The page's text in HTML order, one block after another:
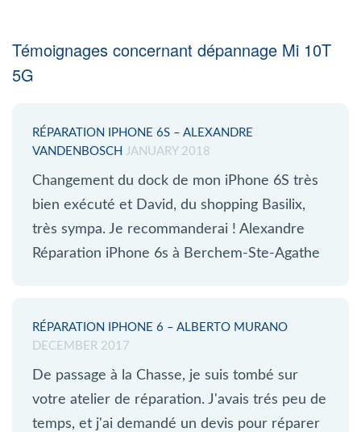
Témoignages concernant dépannage Mi 10T
5G
RÉPARATION IPHONE 6S – ALEXANDRE
VANDENBOSCH JANUARY 2018
Changement du dock de mon iPhone 6S très
bien exécuté et David, du shopping Basilix,
très sympa. Je recommanderai ! Alexandre
Réparation iPhone 6s à Berchem-Ste-Agathe
RÉPARATION IPHONE 6 – ALBERTO MURANO
DECEMBER 2017
De passage à la Chasse, je suis tombé sur
votre atelier de réparation. J'avais trés peu de
temps, et j'ai demandé un devis pour réparer